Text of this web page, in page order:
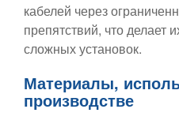
кабелей через
препятствий, что делает
сложных установок.
Материалы,
производстве